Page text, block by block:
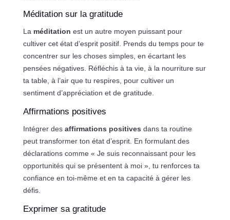
Méditation sur la gratitude
La méditation est un autre moyen puissant pour
cultiver cet état d’esprit positif. Prends du temps pour te
concentrer sur les choses simples, en écartant les
pensées négatives. Réfléchis à ta vie, à la nourriture sur
ta table, à l’air que tu respires, pour cultiver un
sentiment d’appréciation et de gratitude.
Affirmations positives
Intégrer des affirmations positives dans ta routine
peut transformer ton état d’esprit. En formulant des
déclarations comme « Je suis reconnaissant pour les
opportunités qui se présentent à moi », tu renforces ta
confiance en toi-même et en ta capacité à gérer les
défis.
Exprimer sa gratitude